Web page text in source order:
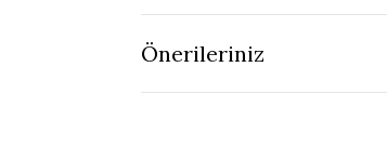
Önerileriniz